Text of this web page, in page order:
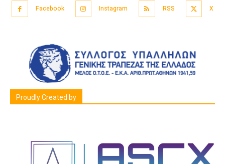
Facebook Instagram RSS X
Proudly Created by